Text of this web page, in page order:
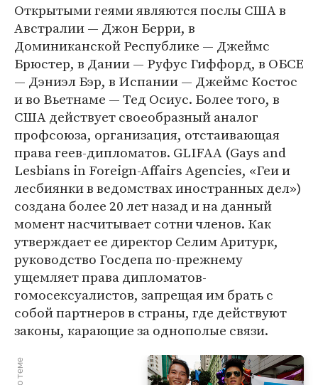
Открытыми геями являются послы США в
Австралии — Джон Берри, в
Доминиканской Республике — Джеймс
Брюстер, в Дании — Руфус Гиффорд, в ОБСЕ
— Дэниэл Бэр, в Испании — Джеймс Костос
и во Вьетнаме — Тед Осиус. Более того, в
США действует своеобразный аналог
профсоюза, организация, отстаивающая
права геев-дипломатов. GLIFAA (Gays and
Lesbians in Foreign-Affairs Agencies, «Геи и
лесбиянки в ведомствах иностранных дел»)
создана более 20 лет назад и на данный
момент насчитывает сотни членов. Как
утверждает ее директор Селим Аритурк,
руководство Госдепа по-прежнему
ущемляет права дипломатов-
гомосексуалистов, запрещая им брать с
собой партнеров в страны, где действуют
законы, карающие за однополые связи.